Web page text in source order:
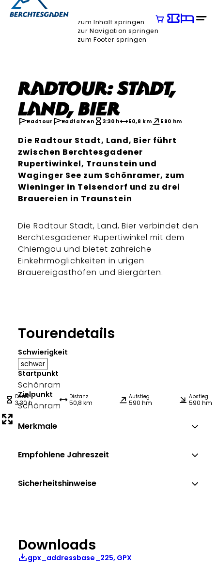
zum Inhalt springen
zur Navigation springen
zum Footer springen
Radtour: Stadt,
Land, Bier
Radtour Radfahren 3:30 h 50,8 km 590 hm
Die Radtour Stadt, Land, Bier führt
zwischen Berchtesgadener
Rupertiwinkel, Traunstein und
Waginger See zum Schönramer, zum
Wieninger in Teisendorf und zu drei
Brauereien in Traunstein
Die Radtour Stadt, Land, Bier verbindet den
Berchtesgadener Rupertiwinkel mit dem
Chiemgau und bietet zahreiche
Einkehrmöglichkeiten in urigen
Brauereigasthöfen und Biergärten.
Tourendetails
Schwierigkeit
schwer
Startpunkt
Schönram
Zielpunkt
Schönram
Dauer
3:30 h
Distanz
50,8 km
Aufstieg
590 hm
Abstieg
590 hm
Merkmale
Empfohlene Jahreszeit
Sicherheitshinweise
Downloads
gpx_addressbase_225, GPX